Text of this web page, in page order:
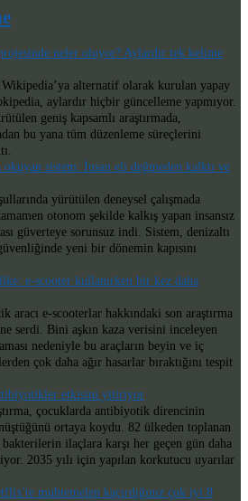
neler oluyor? Aylardır tek kelime
Wikipedia’ya alternatif olarak kurulan yapay
aylardır hiçbir güncelleme yapmıyor.
geniş kapsamlı araştırmada,
bu yana tüm düzenleme süreçlerini
okuyan sistem: İnsan eli değmeden kalktı ve
yürütülen deneysel çalışmada
otonom şekilde kalkış yapan insansız
güverteye sorunsuz indi. Sistem, denizaltı
yeni bir dönemin kapısını
e-scooter kullanırken bir kez daha
aracı e-scooterlar hakkındaki son araştırma
serdi. Bini aşkın kaza verisini inceleyen
nedeniyle bu araçların beyin ve iç
çok daha ağır hasarlar bıraktığını tespit
etkisini yitiriyor
çocuklarda antibiyotik direncinin
ortaya koydu. 82 ülkeden toplanan
ilaçlara karşı her geçen gün daha
2035 yılı için yapılan korkutucu uyarılar
muhtemelen kaçırdığınız çok iyi 8